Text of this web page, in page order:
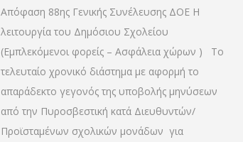
Απόφαση 88ης Γενικής Συνέλευσης ΔΟΕ Η
λειτουργία του Δημόσιου Σχολείου
(Εμπλεκόμενοι φορείς – Ασφάλεια χώρων ) Το
τελευταίο χρονικό διάστημα με αφορμή το
απαράδεκτο γεγονός της υποβολής μηνύσεων
από την Πυροσβεστική κατά Διευθυντών/
Προϊσταμένων σχολικών μονάδων για